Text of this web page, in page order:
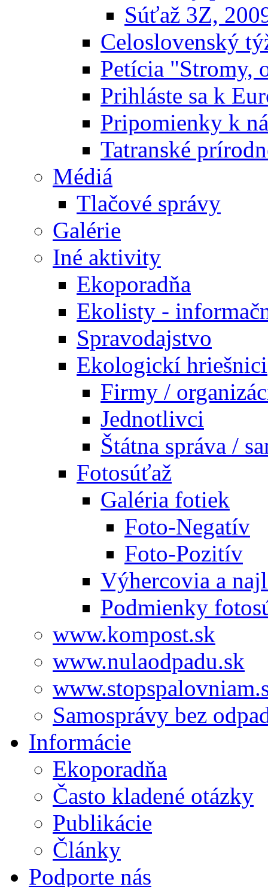
Súťaž 3Z,
Celoslovenský
Petícia "Stromy,
Prihláste sa k
Pripomienky k
Tatranské
Médiá
Tlačové správy
Galérie
Iné aktivity
Ekoporadňa
Ekolisty -
Spravodajstvo
Ekologickí hriešnici
Firmy /
Jednotlivci
Štátna správa /
Fotosúťaž
Galéria fotiek
Foto-Negatív
Foto-Pozitív
Výhercovia a
Podmienky
www.kompost.sk
www.nulaodpadu.sk
Samosprávy bez
Informácie
Ekoporadňa
Často kladené otázky
Publikácie
Články
Podporte nás